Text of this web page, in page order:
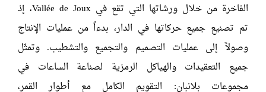
الفاخرة من خلال ورشاتها التي تقع في Vallée de Joux، إذ
تم تصنيع جميع حركاتها في الدار، بدءاً من عمليات الإنتاج
وصولاً إلى عمليات التصميم والتجميع والتشطيب. وتمثّل
جميع التعقيدات والهياكل الرمزية لصناعة الساعات في
مجموعات بلانبان: التقويم الكامل مع أطوار القمر،